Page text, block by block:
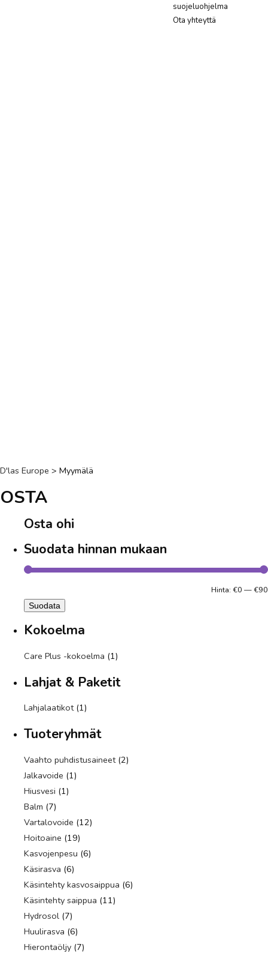
suojeluohjelma
Ota yhteyttä
D'las Europe > Myymälä
OSTA
Osta ohi
Suodata hinnan mukaan
Hinta: €0 —€90
Suodata
Kokoelma
Care Plus -kokoelma (1)
Lahjat & Paketit
Lahjalaatikot (1)
Tuoteryhmät
Vaahto puhdistusaineet (2)
Jalkavoide (1)
Hiusvesi (1)
Balm (7)
Vartalovoide (12)
Hoitoaine (19)
Kasvojenpesu (6)
Käsirasva (6)
Käsintehty kasvosaippua (6)
Käsintehty saippua (11)
Hydrosol (7)
Huulirasva (6)
Hierontaöljy (7)